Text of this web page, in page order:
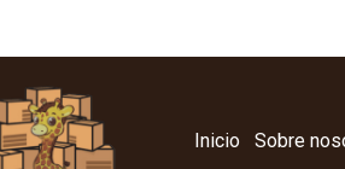
Inicio Sobre